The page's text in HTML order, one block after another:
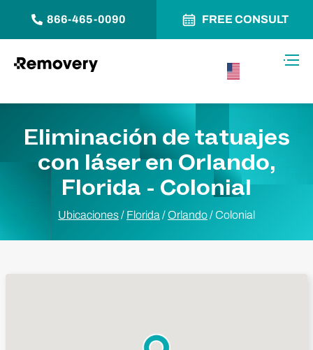
866-465-0090 FREE CONSULT
Eliminación de tatuajes
con láser en Orlando,
Florida - Colonial
Ubicaciones/ Florida /Orlando/Colonial